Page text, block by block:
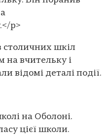
p>
столичних шкіл
на вчительку і
відомі деталі події.
на Оболоні.
цієї школи.